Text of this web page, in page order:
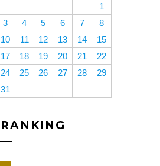
1
3 4 5 6 7
8
10 11 12 13 14
15
17 18 19 20 21
22
24 25 26 27 28
29
31
RANKING